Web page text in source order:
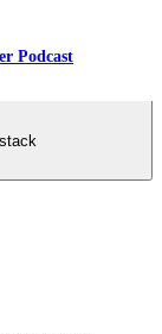
Podcast